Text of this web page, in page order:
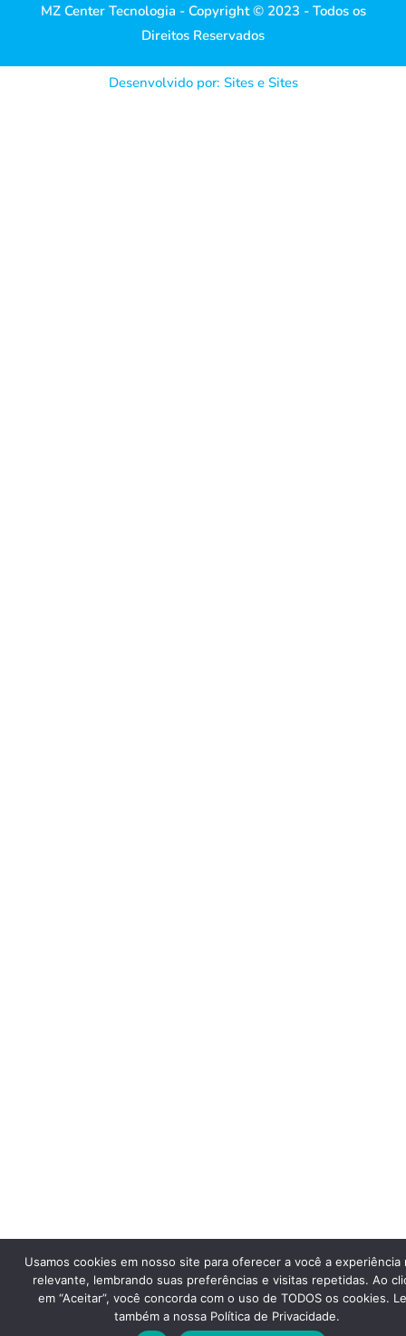
MZ Center Tecnologia - Copyright © 2023 - Todos os
Direitos Reservados
Desenvolvido por: Sites e Sites
Usamos cookies em nosso site para oferecer a você a experiência
relevante, lembrando suas preferências e visitas repetidas. Ao
em “Aceitar”, você concorda com o uso de TODOS os cookies.
também a nossa Política de Privacidade.